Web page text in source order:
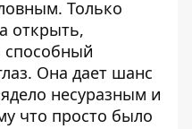
Только
открыть,
Она дает шанс
несуразным и
что просто было